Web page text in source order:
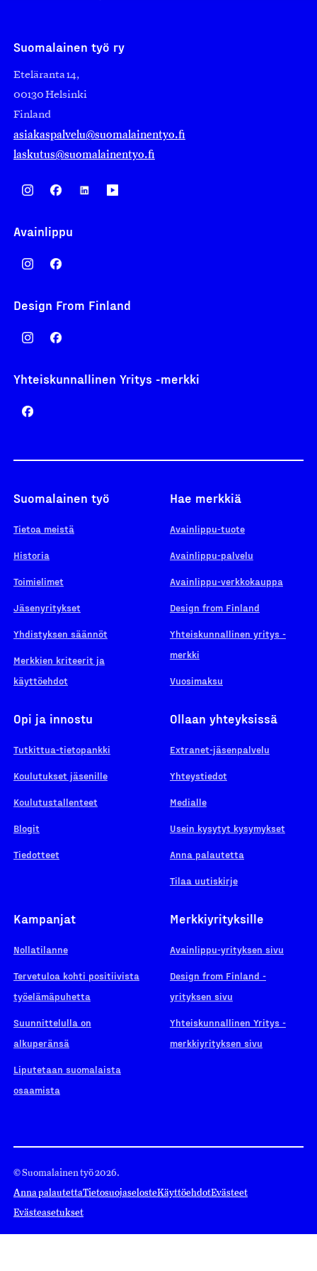
Suomalainen työ ry
Eteläranta 14,
00130 Helsinki
Finland
asiakaspalvelu@suomalainentyo.fi
laskutus@suomalainentyo.fi
Avainlippu
Design From Finland
Yhteiskunnallinen Yritys -merkki
Suomalainen työ
Tietoa meistä
Historia
Toimielimet
Jäsenyritykset
Yhdistyksen säännöt
Merkkien kriteerit ja
käyttöehdot
Hae merkkiä
Avainlippu-tuote
Avainlippu-palvelu
Avainlippu-verkkokauppa
Design from Finland
Yhteiskunnallinen yritys -
merkki
Vuosimaksu
Opi ja innostu
Tutkittua-tietopankki
Koulutukset jäsenille
Koulutustallenteet
Blogit
Tiedotteet
Ollaan yhteyksissä
Extranet-jäsenpalvelu
Yhteystiedot
Medialle
Usein kysytyt kysymykset
Anna palautetta
Tilaa uutiskirje
Kampanjat
Nollatilanne
Tervetuloa kohti positiivista
työelämäpuhetta
Suunnittelulla on
alkuperänsä
Liputetaan suomalaista
osaamista
Merkkiyrityksille
Avainlippu-yrityksen sivu
Design from Finland -
yrityksen sivu
Yhteiskunnallinen Yritys -
merkkiyrityksen sivu
© Suomalainen työ 2026.
Anna palautettaTietosuojaselosteKäyttöehdotEvästeet
Evästeasetukset